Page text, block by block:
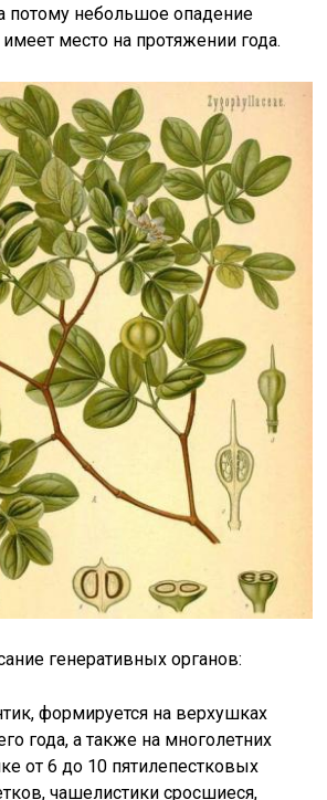
потому небольшое опадение
место на протяжении года.
генеративных органов:
формируется на верхушках
года, а также на многолетних
от 6 до 10 пятилепестковых
чашелистики сросшиеся,